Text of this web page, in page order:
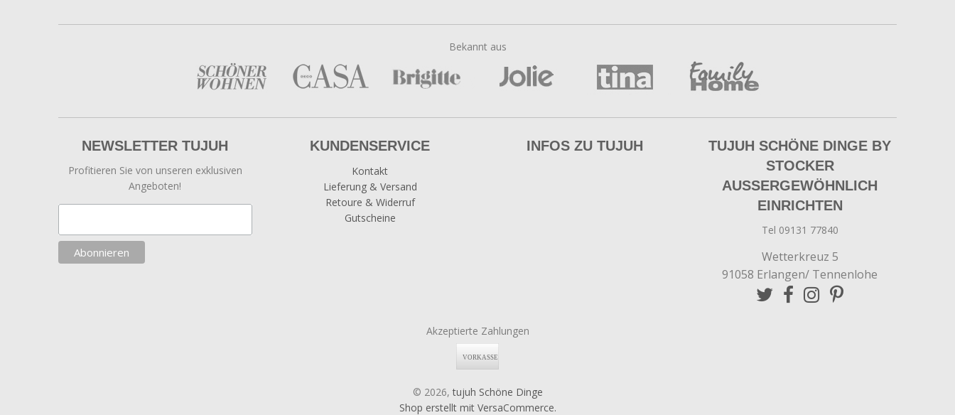
Bekannt aus
NEWSLETTER TUJUH
Profitieren Sie von unseren exklusiven
Angeboten!
KUNDENSERVICE
Kontakt
Lieferung & Versand
Retoure & Widerruf
Gutscheine
INFOS ZU TUJUH
TUJUH SCHÖNE DINGE BY
STOCKER
AUSSERGEWÖHNLICH E
INRICHTEN
Tel 09131 77840
Wetterkreuz 5
91058 Erlangen/ Tennenlohe
Akzeptierte Zahlungen
© 2026,tujuh Schöne Dinge
Shop erstellt mit VersaCommerce.